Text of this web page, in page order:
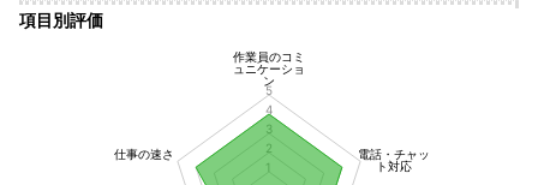
項目別評価
作業員のコミ
ュニケーショ
ン
電話・チャッ
ト対応
仕事の速さ
1
2
3
4
5